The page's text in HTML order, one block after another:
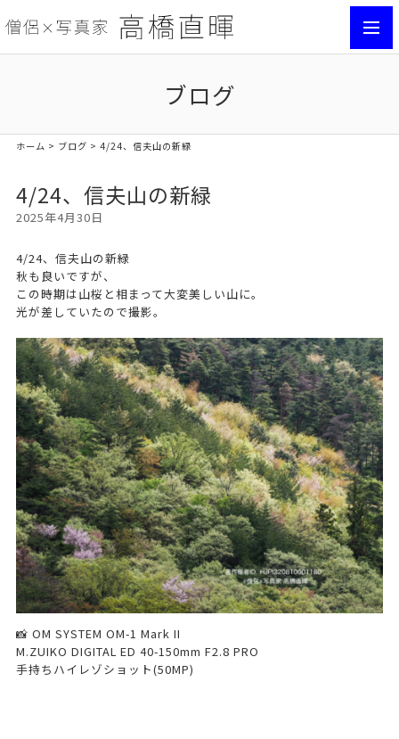
ブログ
ホーム > ブログ > 4/24、信夫山の新緑
4/24、信夫山の新緑
2025年4月30日
4/24、信夫山の新緑
秋も良いですが、
この時期は山桜と相まって大変美しい山に。
光が差していたので撮影。
📸 OM SYSTEM OM-1 Mark II
M.ZUIKO DIGITAL ED 40-150mm F2.8 PRO
手持ちハイレゾショット(50MP)